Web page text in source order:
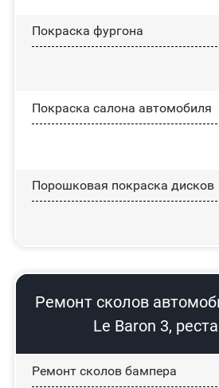
Покраска фургона
Покраска салона автомобиля
Порошковая покраска дисков
Ремонт сколов
Le Baron 3,
Ремонт сколов бампера